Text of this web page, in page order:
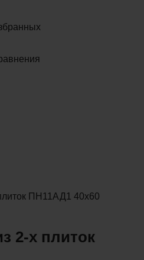
ПН11АД1 40x60
2-х плиток